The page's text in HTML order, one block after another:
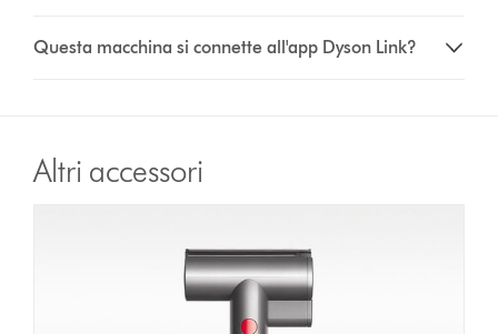
Questa macchina si connette all'app Dyson Link?
Altri accessori